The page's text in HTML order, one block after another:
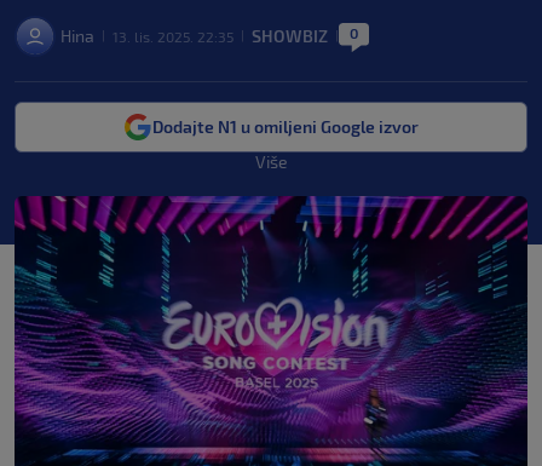
Hina 13. lis. 2025. 22:35 SHOWBIZ 0
Dodajte N1 u omiljeni Google izvor
Više